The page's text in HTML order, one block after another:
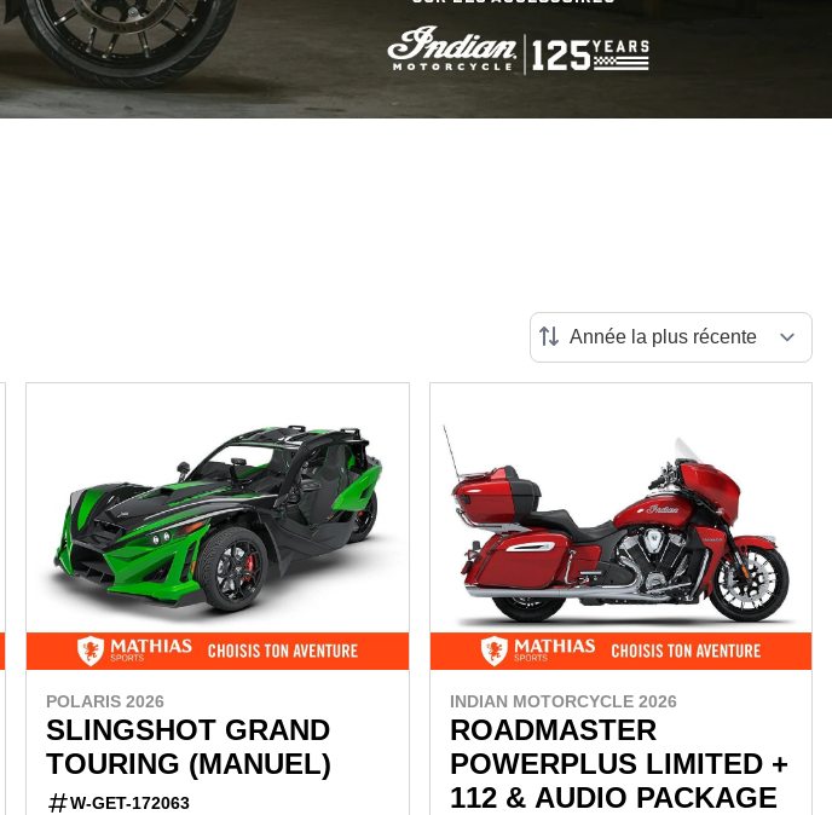
POLARIS 2026
SLINGSHOT GRAND
TOURING (MANUEL)
W-GET-172063
INDIAN MOTORCYCLE 2026
ROADMASTER
POWERPLUS LIMITED +
112 & AUDIO PACKAGE